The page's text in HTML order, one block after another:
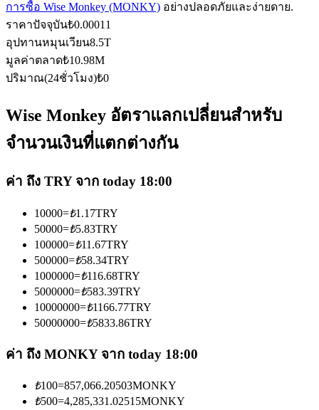
เป็นเทรดเดอร์คัดลอก
เพลิดเพลินกับการแบ่งปันผลกำไรและค่าคอมมิชชั่นการคัด
การซื้อ Wise Monkey (MONKY) อย่างปลอดภัยและง่ายดาย.
ราคาปัจจุบัน₺0.00011
อุปทานหมุนเวียน8.5T
มูลค่าตลาด₺10.98M
ปริมาณ(24ชั่วโมง)₺0
Wise Monkey อัตราแลกเปลี่ยนสำหรับ
จำนวนเงินที่แตกต่างกัน
ค่า ถึง TRY จาก today 18:00
10000=₺1.17TRY
50000=₺5.83TRY
100000=₺11.67TRY
500000=₺58.34TRY
1000000=₺116.68TRY
5000000=₺583.39TRY
10000000=₺1166.77TRY
50000000=₺5833.86TRY
ค่า ถึง MONKY จาก today 18:00
₺100=857,066.20503MONKY
₺500=4,285,331.02515MONKY